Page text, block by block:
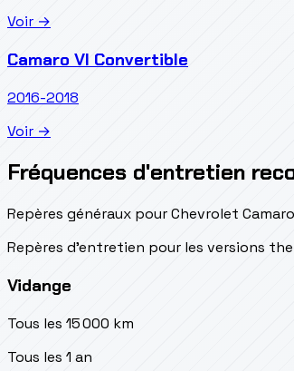
Voir →
Camaro VI Convertible
2016-2018
Voir →
Fréquences d'entretien
Repères généraux pour Chevrolet
Repères d’entretien pour les versions
Vidange
Tous les 15 000 km
Tous les 1 an